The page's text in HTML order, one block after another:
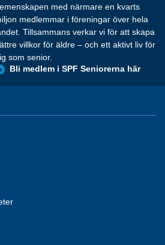
med närmare en kvarts
medlemmar i föreningar över hela
Tillsammans verkar vi för att skapa
villkor för äldre – och ett aktivt liv för
som senior.
Bli medlem i SPF Seniorerna här